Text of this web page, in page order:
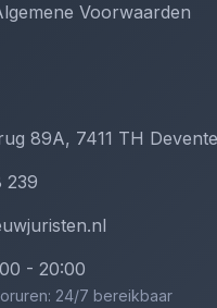
Voorwaarden
89A, 7411 TH
239
- 20:00
24/7 bereikbaar